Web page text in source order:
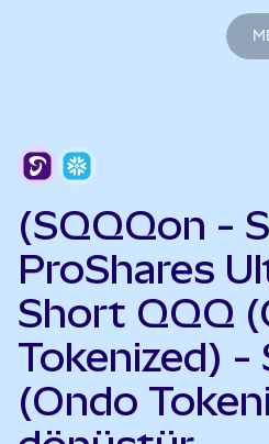
(SQQQon -
ProShares
Short QQQ
Tokenized) -
(Ondo